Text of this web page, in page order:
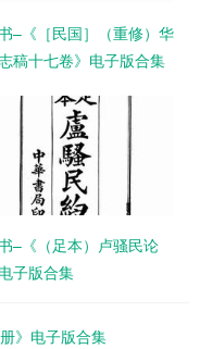
–《［民国］（重修）华
稿十七卷》电子版合集
–《（足本）卢骚民论
子版合集
》电子版合集